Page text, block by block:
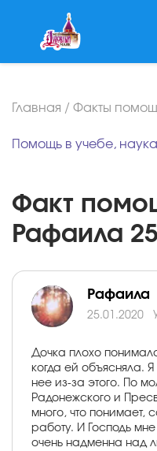
Главная / Факты
Помощь в учебе,
Факт
Рафаила
Рафаила
25.01.2020
Дочка плохо
когда ей объясняла.
нее из-за этого. По
Радонежского и
много, что
работу. И Господь
очень надменна над